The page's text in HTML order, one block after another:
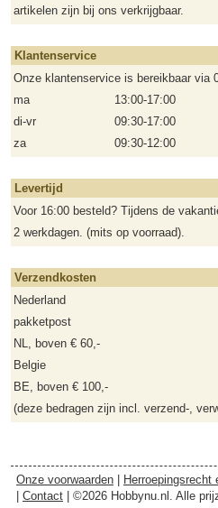
artikelen zijn bij ons verkrijgbaar.
Klantenservice
Onze klantenservice is bereikbaar via
ma
13:00-17:00
di-vr
09:30-17:00
za
09:30-12:00
Levertijd
Voor 16:00 besteld? Tijdens de
2 werkdagen. (mits op voorraad).
Verzendkosten
Nederland
pakketpost
NL, boven € 60,-
Belgie
BE, boven € 100,-
(deze bedragen zijn incl. verzend-,
Onze voorwaarden Herroepingsrecht
Contact | ©2026 Hobbynu.nl. Alle